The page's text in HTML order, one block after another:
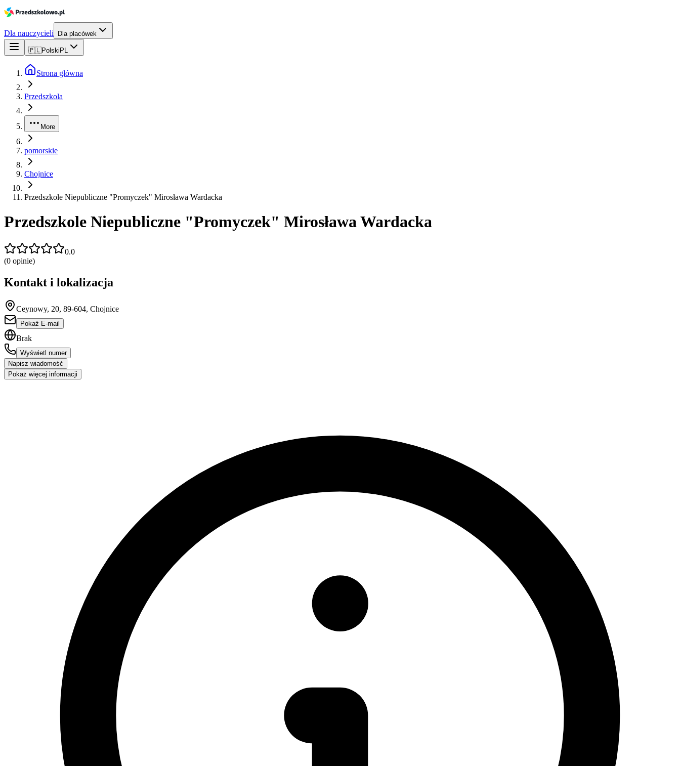
Dla nauczycieli Dla placówek
🇵🇱Polski PL
Strona główna
Przedszkola
More
pomorskie
Chojnice
Przedszkole Niepubliczne "Promyczek" Mirosława Wardacka
Przedszkole Niepubliczne "Promyczek" Mirosława Wardacka
0.0
(0 opinie)
Kontakt i lokalizacja
Ceynowy, 20, 89-604, Chojnice
Pokaż E-mail
Brak
Wyświetl numer
Napisz wiadomość
Pokaż więcej informacji